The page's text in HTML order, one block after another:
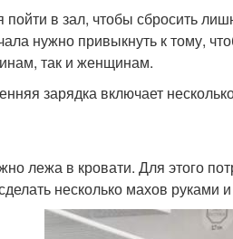
пойти в зал, чтобы сбросить
нужно привыкнуть к тому,
так и женщинам.
зарядка включает
лежа в кровати. Для этого
несколько махов